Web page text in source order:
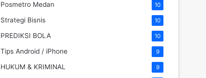
Posmetro Medan 10
Strategi Bisnis 10
PREDIKSI BOLA 10
Tips Android / iPhone 9
HUKUM & KRIMINAL 9